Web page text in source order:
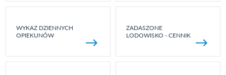
WYKAZ DZIENNYCH
OPIEKUNÓW
ZADASZONE
LODOWISKO - CENNIK